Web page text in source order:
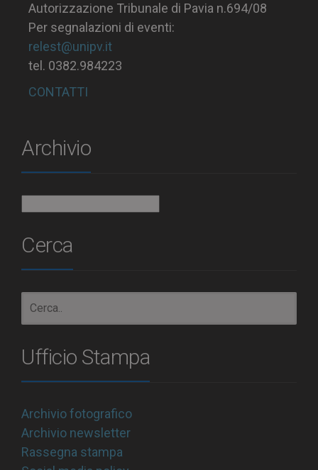
Autorizzazione Tribunale di Pavia n.694/08
Per segnalazioni di eventi:
relest@unipv.it
tel. 0382.984223
CONTATTI
Archivio
Cerca
Ufficio Stampa
Archivio fotografico
Archivio newsletter
Rassegna stampa